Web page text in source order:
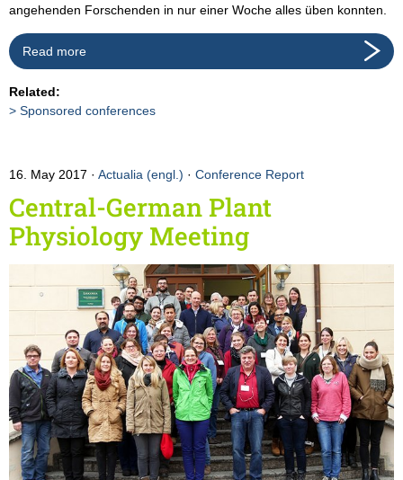
angehenden Forschenden in nur einer Woche alles üben konnten.
Read more
Related:
Sponsored conferences
16. May 2017 Actualia (engl.) · Conference Report
Central-German Plant
Physiology Meeting